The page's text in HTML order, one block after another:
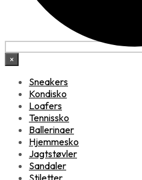
×
Sneakers
Kondisko
Loafers
Tennissko
Ballerinaer
Hjemmesko
Jagtstøvler
Sandaler
Stiletter